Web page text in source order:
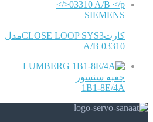
SIEMENS
کارتCLOSE LOOP SYS3مدل
03310 A/B
LUMBERG
جعبه سنسور
1B1-8E/4A